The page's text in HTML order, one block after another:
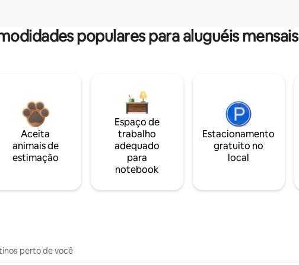
populares para aluguéis mensais
Aceita
animais de
estimação
Espaço de
trabalho
adequado
para
notebook
Estacionamento
gratuito no
local
perto de você